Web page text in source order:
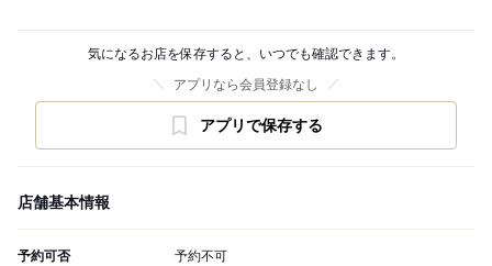
気になるお店を保存すると、いつでも確認できます。
アプリなら会員登録なし
アプリで保存する
店舗基本情報
予約可否 予約不可